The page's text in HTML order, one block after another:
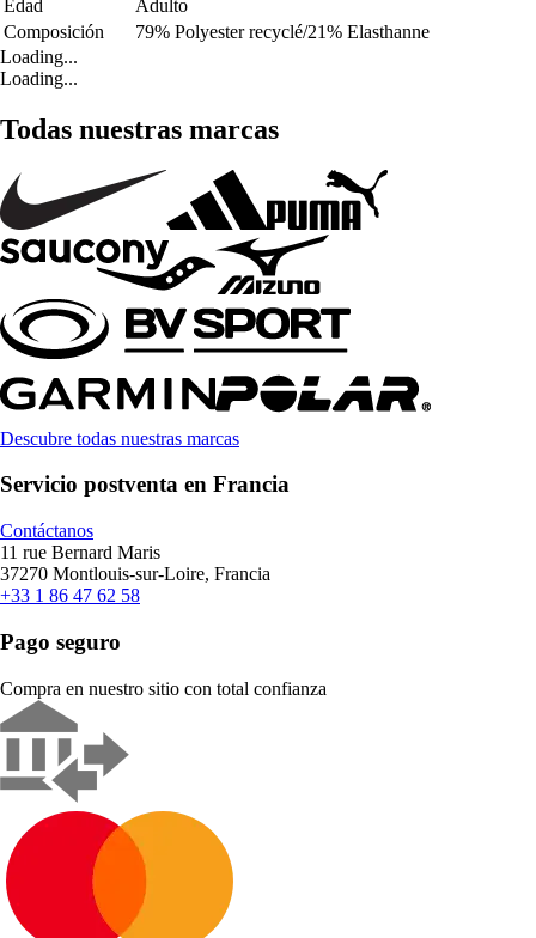
Edad
Adulto
Composición
79% Polyester recyclé/21% Elasthanne
Loading...
Loading...
Todas nuestras marcas
Descubre todas nuestras marcas
Servicio postventa en Francia
Contáctanos
11 rue Bernard Maris
37270 Montlouis-sur-Loire, Francia
+33 1 86 47 62 58
Pago seguro
Compra en nuestro sitio con total confianza